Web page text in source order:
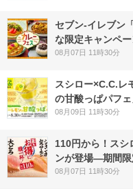
セブン‐イレブン
な限定キャンペ
08月07日 11時30分
スシロー×C.C.レ
の甘酸っぱパフ
08月09日 11時30分
110円から！スシ
ンが登場―期間
08月07日 11時30分